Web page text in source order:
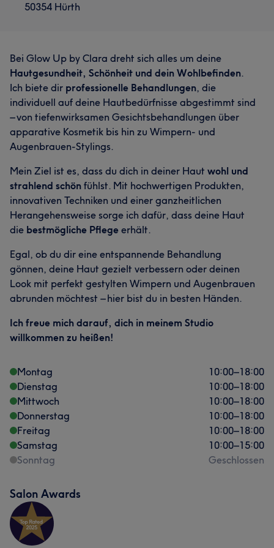
50354 Hürth
Bei Glow Up by Clara dreht sich alles um deine
Hautgesundheit, Schönheit und dein Wohlbefinden.
Ich biete dir professionelle Behandlungen, die
individuell auf deine Hautbedürfnisse abgestimmt sind
– von tiefenwirksamen Gesichtsbehandlungen über
apparative Kosmetik bis hin zu Wimpern- und
Augenbrauen-Stylings.
Mein Ziel ist es, dass du dich in deiner Haut wohl und
strahlend schön fühlst. Mit hochwertigen Produkten,
innovativen Techniken und einer ganzheitlichen
Herangehensweise sorge ich dafür, dass deine Haut
die bestmögliche Pflege erhält.
Egal, ob du dir eine entspannende Behandlung
gönnen, deine Haut gezielt verbessern oder deinen
Look mit perfekt gestylten Wimpern und Augenbrauen
abrunden möchtest – hier bist du in besten Händen.
Ich freue mich darauf, dich in meinem Studio
willkommen zu heißen!
Montag 10:00–18:00
Dienstag
10:00–18:00
Mittwoch
10:00–18:00
Donnerstag
10:00–18:00
Freitag
10:00–18:00
Samstag
10:00–15:00
Sonntag
Geschlossen
Salon Awards